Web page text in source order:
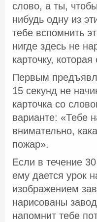
слово, а ты,
нибудь одну из
тебе вспомнить
нигде здесь не
карточку,
Первым
15 секунд не
карточка со
варианте: «Тебе
внимательно,
пожар».
Если в течение
ему дается урок
изображением
нарисованы
напомнит тебе